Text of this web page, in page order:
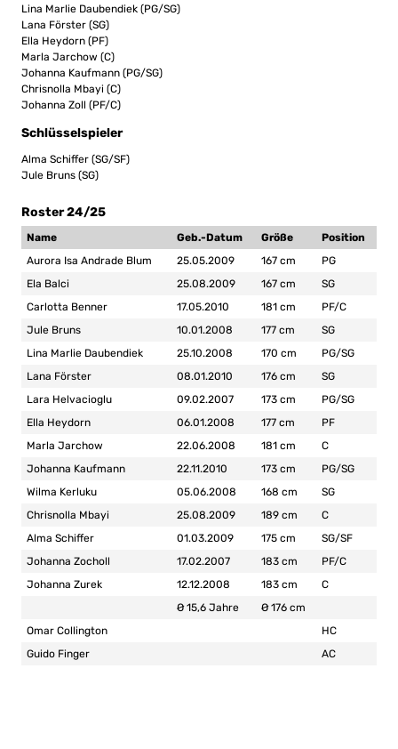
Lina Marlie Daubendiek (PG/SG)
Lana Förster (SG)
Ella Heydorn (PF)
Marla Jarchow (C)
Johanna Kaufmann (PG/SG)
Chrisnolla Mbayi (C)
Johanna Zoll (PF/C)
Schlüsselspieler
Alma Schiffer (SG/SF)
Jule Bruns (SG)
Roster 24/25
Name Geb.-Datum Größe
Position
Aurora Isa Andrade Blum
25.05.2009 167 cm
PG
Ela Balci
25.08.2009 167 cm
SG
Carlotta Benner
17.05.2010 181 cm
PF/C
Jule Bruns
10.01.2008 177 cm
SG
Lina Marlie Daubendiek
25.10.2008 170 cm
PG/SG
Lana Förster
08.01.2010 176 cm
SG
Lara Helvacioglu
09.02.2007 173 cm
PG/SG
Ella Heydorn
06.01.2008 177 cm
PF
Marla Jarchow
22.06.2008 181 cm
C
Johanna Kaufmann
22.11.2010 173 cm
PG/SG
Wilma Kerluku
05.06.2008 168 cm
SG
Chrisnolla Mbayi
25.08.2009 189 cm
C
Alma Schiffer
01.03.2009 175 cm
SG/SF
Johanna Zocholl
17.02.2007 183 cm
PF/C
Johanna Zurek
12.12.2008 183 cm
C
Ø 15,6 Jahre
Ø 176 cm
Omar Collington
HC
Guido Finger
AC